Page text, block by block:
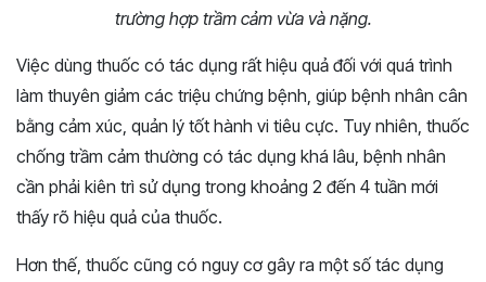
trường hợp trầm cảm vừa và nặng.
Việc dùng thuốc có tác dụng rất hiệu quả đối với quá trình
làm thuyên giảm các triệu chứng bệnh, giúp bệnh nhân cân
bằng cảm xúc, quản lý tốt hành vi tiêu cực. Tuy nhiên, thuốc
chống trầm cảm thường có tác dụng khá lâu, bệnh nhân
cần phải kiên trì sử dụng trong khoảng 2 đến 4 tuần mới
thấy rõ hiệu quả của thuốc.
Hơn thế, thuốc cũng có nguy cơ gây ra một số tác dụng